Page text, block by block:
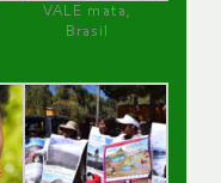
VALE mata,
Brasil